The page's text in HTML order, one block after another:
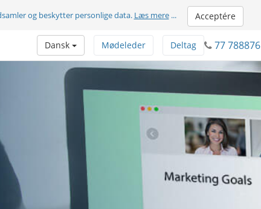
og beskytter personlige data. Læs mere... Acceptére
77 788876
Deltag
Mødeleder
Dansk